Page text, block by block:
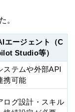
。
エージェント（C
Studio等）
ステムや外部API
携可能
ログ設計・スキル